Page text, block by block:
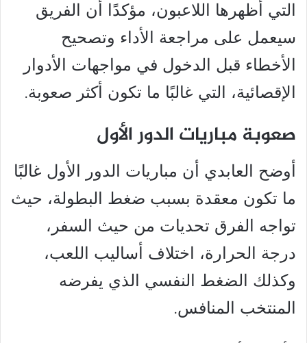
التي أظهرها اللاعبون، مؤكدًا أن الفريق
سيعمل على مراجعة الأداء وتصحيح
الأخطاء قبل الدخول في مواجهات الأدوار
الإقصائية، التي غالبًا ما تكون أكثر صعوبة.
صعوبة مباريات الدور الأول
أوضح العابدي أن مباريات الدور الأول غالبًا
ما تكون معقدة بسبب ضغط البطولة، حيث
تواجه الفرق تحديات من حيث السفر،
درجة الحرارة، اختلاف أساليب اللعب،
وكذلك الضغط النفسي الذي يفرضه
المنتخب المنافس.